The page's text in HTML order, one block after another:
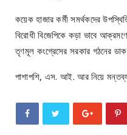
কয়েক হাজার কর্মী সমর্থকদের
বিরোধী বিজেপিকে কড়া ভাবে
তৃণমূল কংগ্রেসের সরকার গঠনের
পাশাপশি, এস. আই. আর নিয়ে মন্তব্য